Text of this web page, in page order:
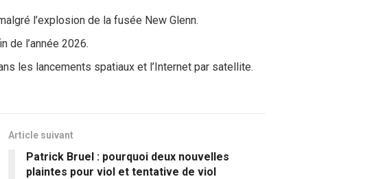
l’explosion de la fusée New Glenn.
de l’année 2026.
les lancements spatiaux et l’Internet par satellite.
Article suivant
Patrick Bruel : pourquoi deux nouvelles
plaintes pour viol et tentative de viol